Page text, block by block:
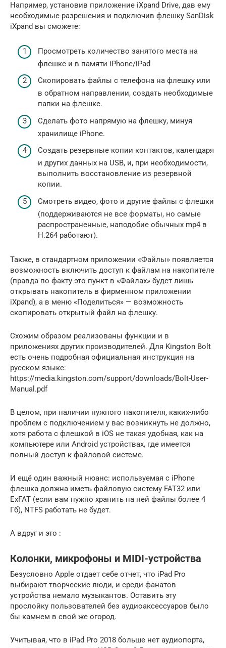
Например, установив приложение iXpand Drive, дав ему
необходимые разрешения и подключив флешку SanDisk
iXpand вы сможете:
Просмотреть количество занятого места на
флешке и в памяти iPhone/iPad
Скопировать файлы с телефона на флешку или
в обратном направлении, создать необходимые
папки на флешке.
Сделать фото напрямую на флешку, минуя
хранилище iPhone.
Создать резервные копии контактов, календаря
и других данных на USB, и, при необходимости,
выполнить восстановление из резервной
копии.
Смотреть видео, фото и другие файлы с флешки
(поддерживаются не все форматы, но самые
распространенные, наподобие обычных mp4 в
H.264 работают).
Также, в стандартном приложении «Файлы» появляется
возможность включить доступ к файлам на накопителе
(правда по факту это пункт в «Файлах» будет лишь
открывать накопитель в фирменном приложении
iXpand), а в меню «Поделиться» — возможность
скопировать открытый файл на флешку.
Схожим образом реализованы функции и в
приложениях других производителей. Для Kingston Bolt
есть очень подробная официальная инструкция на
русском языке:
https://media.kingston.com/support/downloads/Bolt-User-
Manual.pdf
В целом, при наличии нужного накопителя, каких-либо
проблем с подключением у вас возникнуть не должно,
хотя работа с флешкой в iOS не такая удобная, как на
компьютере или Android устройствах, где имеется
полный доступ к файловой системе.
И ещё один важный нюанс: используемая с iPhone
флешка должна иметь файловую систему FAT32 или
ExFAT (если вам нужно хранить на ней файлы более 4
Гб), NTFS работать не будет.
А вдруг и это :
Колонки, микрофоны и MIDI-устройства
Безусловно Apple отдает себе отчет, что iPad Pro
выбирают творческие люди, и среди фанатов
устройства немало музыкантов. Оставить эту
прослойку пользователей без аудиоаксессуаров было
бы камнем в свой же огород.
Учитывая, что в iPad Pro 2018 больше нет аудиопорта,